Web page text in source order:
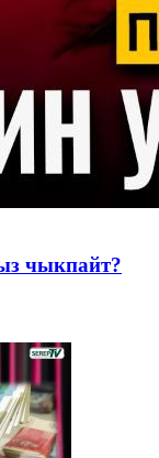
чыкпайт?